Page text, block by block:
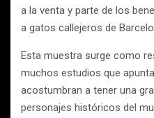
a la venta y parte de los
a gatos callejeros de
Esta muestra surge como
muchos estudios que
acostumbran a tener una
personajes históricos del